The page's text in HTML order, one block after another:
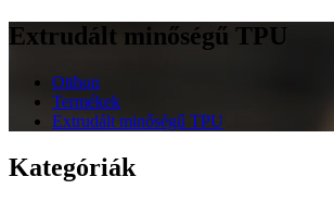
Extrudált minőségű TPU
Otthon
Termékek
Extrudált minőségű TPU
Kategóriák